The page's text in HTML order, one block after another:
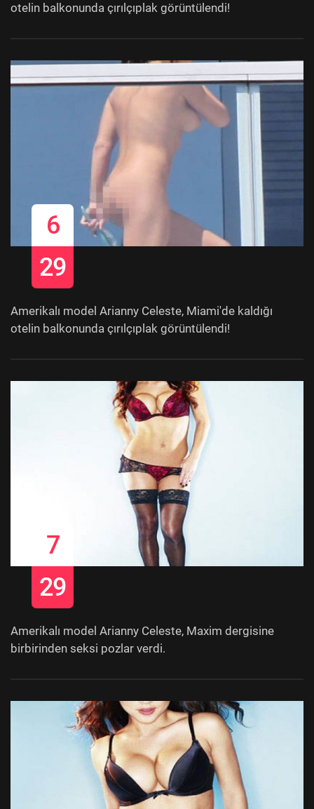
otelin balkonunda çırılçıplak görüntülendi!
6
29
Amerikalı model Arianny Celeste, Miami'de kaldığı
otelin balkonunda çırılçıplak görüntülendi!
7
29
Amerikalı model Arianny Celeste, Maxim dergisine
birbirinden seksi pozlar verdi.